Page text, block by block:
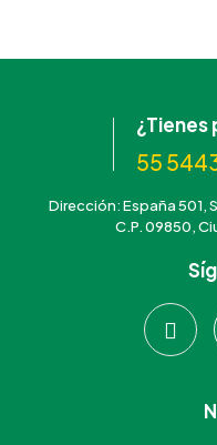
¿Tienes
55
Dirección: España 501,
C.P. 09850,